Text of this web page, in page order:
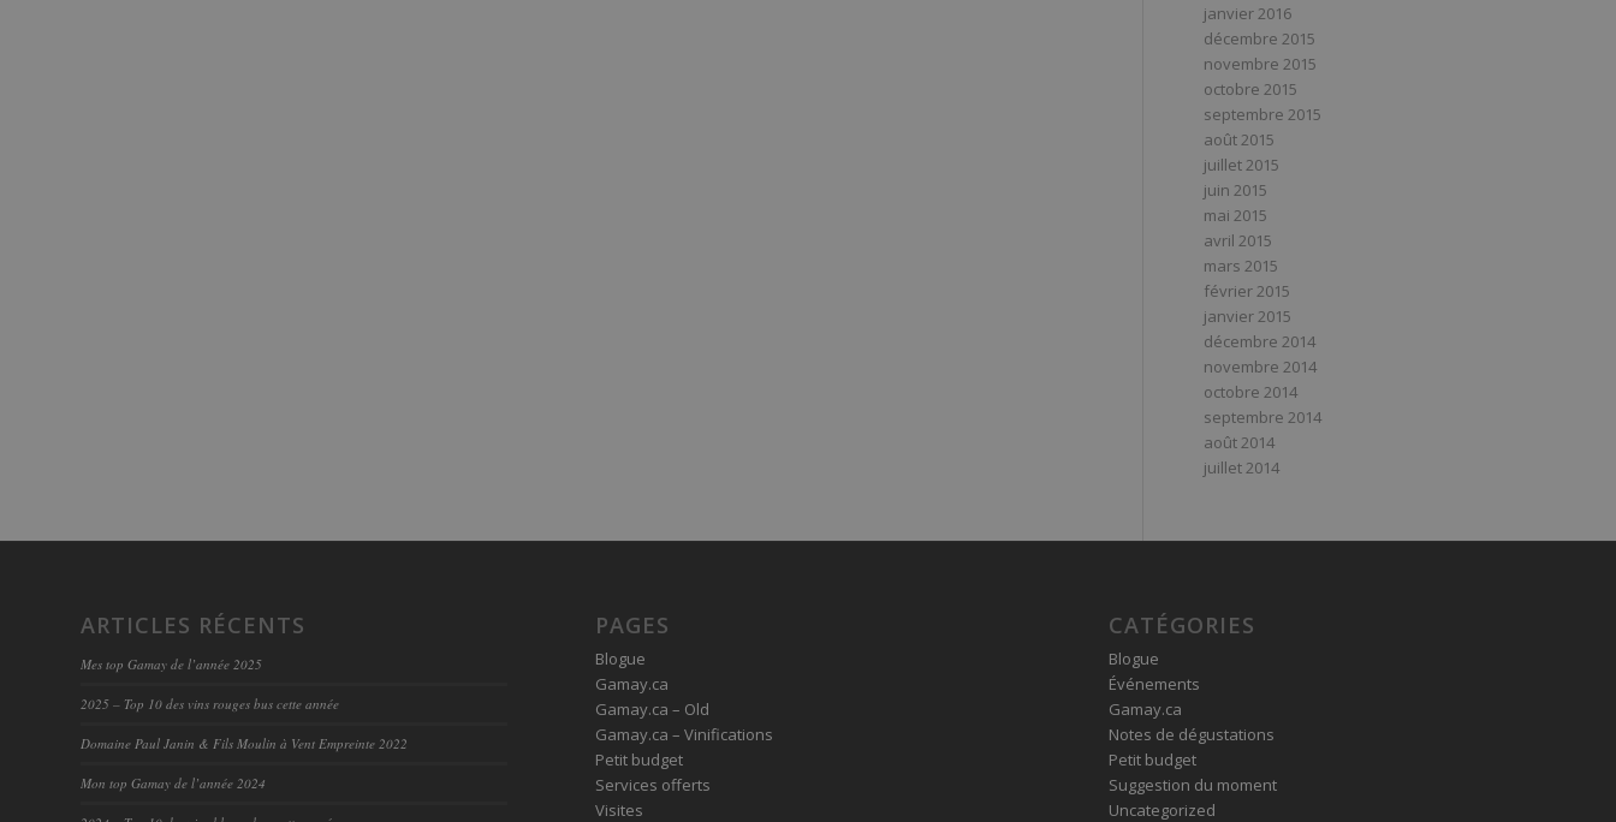
janvier 2016
décembre 2015
novembre 2015
octobre 2015
septembre 2015
août 2015
juillet 2015
juin 2015
mai 2015
avril 2015
mars 2015
février 2015
janvier 2015
décembre 2014
novembre 2014
octobre 2014
septembre 2014
août 2014
juillet 2014
ARTICLES RÉCENTS
Mes top Gamay de l’année 2025
2025 – Top 10 des vins rouges bus cette année
Domaine Paul Janin & Fils Moulin à Vent Empreinte 2022
Mon top Gamay de l’année 2024
PAGES
Blogue
Gamay.ca
Gamay.ca – Old
Gamay.ca – Vinifications
Petit budget
Services offerts
Visites
CATÉGORIES
Blogue
Événements
Gamay.ca
Notes de dégustations
Petit budget
Suggestion du moment
Uncategorized